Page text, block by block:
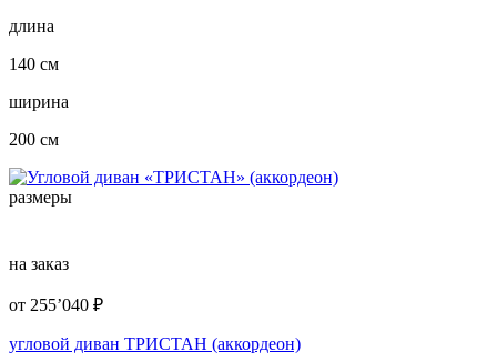
длина
140 см
ширина
200 см
размеры
на заказ
от 255’040 ₽
угловой диван ТРИСТАН (аккордеон)